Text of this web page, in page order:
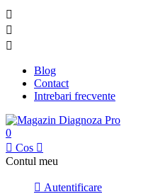



Blog
Contact
Intrebari frecvente
0
 Cos 
Contul meu
 Autentificare